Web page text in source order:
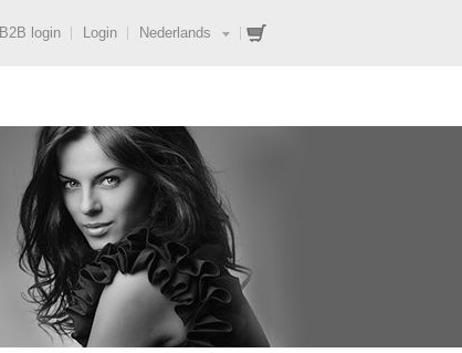
B2B login Login Nederlands